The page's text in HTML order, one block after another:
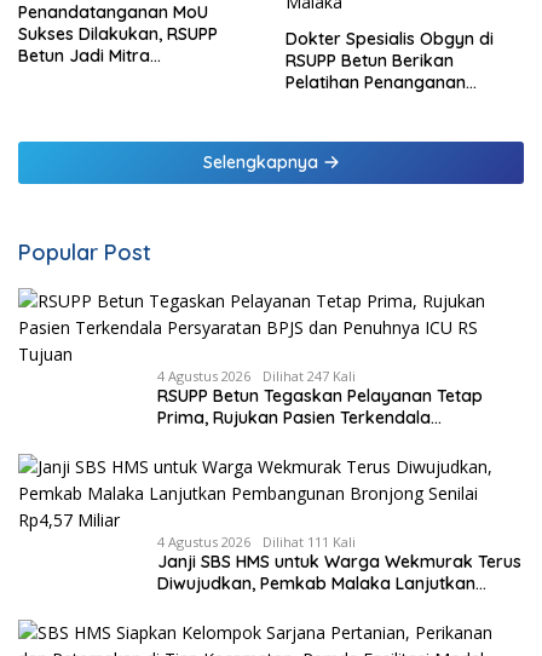
Penandatanganan MoU
Sukses Dilakukan, RSUPP
Betun Jadi Mitra
Dokter Spesialis Obgyn di
RSUPP Betun Berikan
Pelatihan Penanganan
Malaka
Selengkapnya
Popular Post
4 Agustus 2026 Dilihat 247 Kali
RSUPP Betun Tegaskan Pelayanan Tetap
Prima, Rujukan Pasien Terkendala
Tujuan
4 Agustus 2026 Dilihat 111 Kali
Janji SBS HMS untuk Warga Wekmurak Terus
Diwujudkan, Pemkab Malaka Lanjutkan